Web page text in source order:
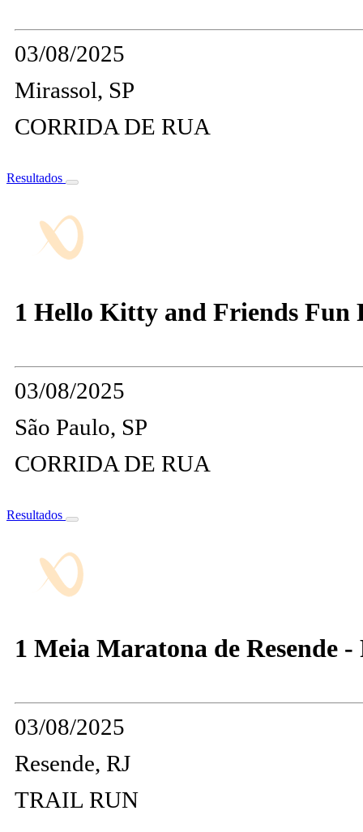
03/08/2025
Mirassol, SP
CORRIDA DE RUA
Resultados
1 Hello Kitty and Friends Fun
03/08/2025
São Paulo, SP
CORRIDA DE RUA
Resultados
1 Meia Maratona de Resende -
03/08/2025
Resende, RJ
TRAIL RUN